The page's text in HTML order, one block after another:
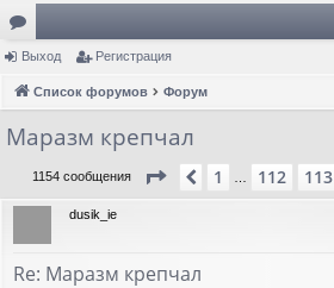
ор
ум
ы
Выход Регистрация
Список форумов Форум
Маразм крепчал
1154 сообщения Страница 115из116
Пред.
1 112 113
dusik_ie
Re: Маразм крепчал